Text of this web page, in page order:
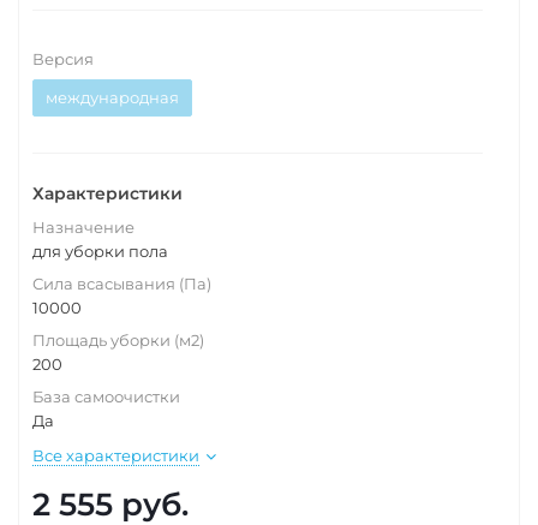
Версия
международная
Характеристики
Назначение
для уборки пола
Сила всасывания (Па)
10000
Площадь уборки (м2)
200
База самоочистки
Да
Все характеристики
2 555 руб.